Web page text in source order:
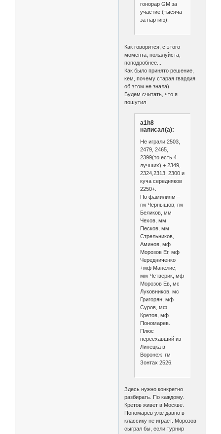
гонорар GM за
участие (тысяча
за партию).
Как говорится, с этого
момента, пожалуйста,
поподробнее...
Как было принято решение,
кем, почему старая гвардия
об этом не знала)
Будем считать, что я
пошутил
a1h8
написал(а):
Не играли 2503,
2479, 2465,
2399(то есть 4
лучших) + 2349,
2324,2313, 2300 и
куча середняков
2250+.
По фамилиям –
гм Чернышов, гм
Беликов, мм
Чехов, мм
Песков, мм
Стрельников,
Аминов, мф
Морозов Ег, мф
Чередниченко
+мф Манелис,
мм Четверик, мф
Морозов Ев, мс
Луковников, мc
Григорян, мф
Суров, мф
Кретов, мф
Пономарев.
Плюс
переехавший из
Липецка в
Воронеж гм
Зонтах 2526.
Здесь нужно конкретно
разбирать. По каждому.
Кретов живет в Москве.
Пономарев уже давно в
классику не играет. Морозов
сыграл бы, если турнир